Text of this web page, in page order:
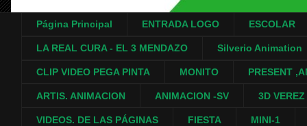
Página Principal ENTRADA LOGO ESCOLAR
LA REAL CURA - EL 3 MENDAZO Silverio Animation
CLIP VIDEO PEGA PINTA MONITO PRESENT
ARTIS. ANIMACION ANIMACION -SV 3D VEREZ
VIDEOS. DE LAS PÁGINAS FIESTA MINI-1